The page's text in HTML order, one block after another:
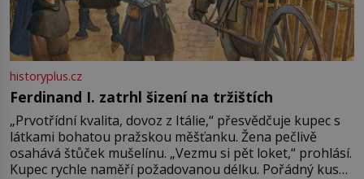
historyplus.cz
Ferdinand I. zatrhl šizení na tržištích
„Prvotřídní kvalita, dovoz z Itálie,“ přesvědčuje kupec s
látkami bohatou pražskou měšťanku. Žena pečlivě
osahává štůček mušelínu. „Vezmu si pět loket,“ prohlásí.
Kupec rychle naměří požadovanou délku. Pořádný kus